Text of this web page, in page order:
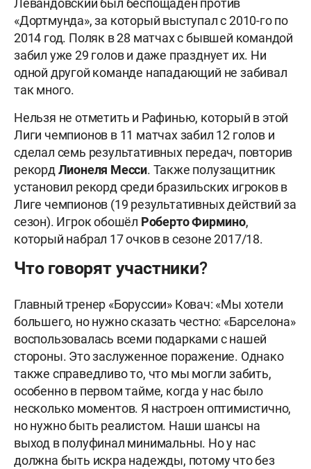
Левандовский был беспощаден против
«Дортмунда», за который выступал с 2010-го по
2014 год. Поляк в 28 матчах с бывшей командой
забил уже 29 голов и даже празднует их. Ни
одной другой команде нападающий не забивал
так много.
Нельзя не отметить и Рафинью, который в этой
Лиги чемпионов в 11 матчах забил 12 голов и
сделал семь результативных передач, повторив
рекорд Лионеля Месси. Также полузащитник
установил рекорд среди бразильских игроков в
Лиге чемпионов (19 результативных действий за
сезон). Игрок обошёл Роберто Фирмино,
который набрал 17 очков в сезоне 2017/18.
Что говорят участники?
Главный тренер «Боруссии» Ковач: «Мы хотели
большего, но нужно сказать честно: «Барселона»
воспользовалась всеми подарками с нашей
стороны. Это заслуженное поражение. Однако
также справедливо то, что мы могли забить,
особенно в первом тайме, когда у нас было
несколько моментов. Я настроен оптимистично,
но нужно быть реалистом. Наши шансы на
выход в полуфинал минимальны. Но у нас
должна быть искра надежды, потому что без